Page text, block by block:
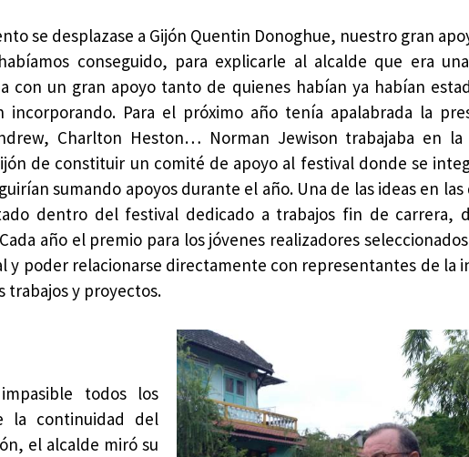
se desplazase a Gijón Quentin Donoghue, nuestro gran
conseguido, para explicarle al alcalde que era
con un gran apoyo tanto de quienes habían ya habían
Para el próximo año tenía apalabrada la
Charlton Heston… Norman Jewison trabajaba en
de constituir un comité de apoyo al festival donde se
sumando apoyos durante el año. Una de las ideas en
dentro del festival dedicado a trabajos fin de carrera,
año el premio para los jóvenes realizadores
y poder relacionarse directamente con representantes de la
trabajos y proyectos.
todos los
la continuidad del
el alcalde miró su